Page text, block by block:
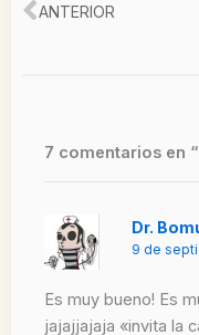
Ant
ANTERIOR
7 comentarios en
Dr.
9 de
Es muy bueno! Es
jajajjajaja «invita la